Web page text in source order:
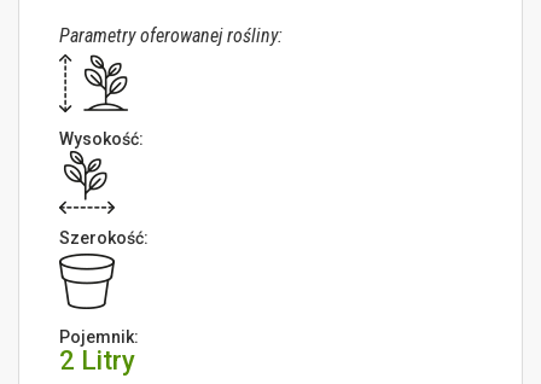
Parametry oferowanej rośliny:
Wysokość:
Szerokość:
Pojemnik:
2 Litry